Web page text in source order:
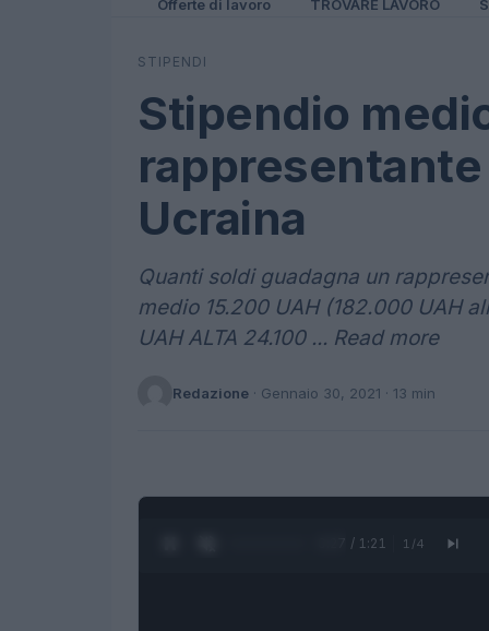
Offerte di lavoro TROVARE LAVORO
STIPENDI
Stipendio
Ucraina
Quanti soldi guadagna un
medio 15.200 UAH (182.000 UAH
UAH ALTA 24.100 ... Read more
Redazione · Gennaio 30, 2021 · 13 min
0:28 / 1:21 1 /4